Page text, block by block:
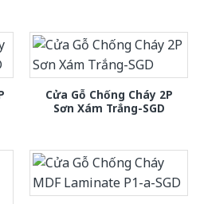
Cửa Gỗ Chống Cháy 2P
Sơn Xám Trắng-SGD